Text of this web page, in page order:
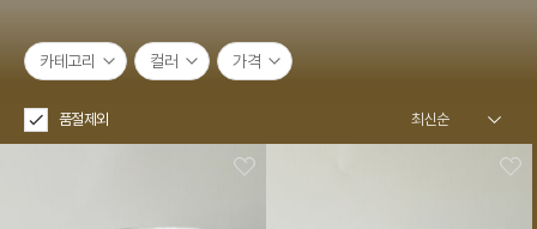
카테고리 컬러 가격
품절제외